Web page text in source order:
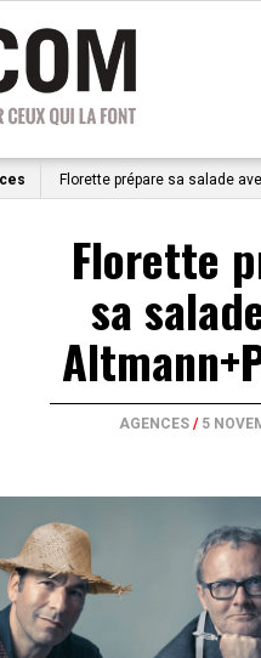
Florette prépare sa salade
Florette
sa
AGENCES / 5